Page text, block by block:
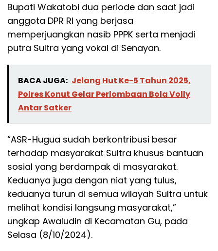
Bupati Wakatobi dua periode dan saat jadi
anggota DPR RI yang berjasa
memperjuangkan nasib PPPK serta menjadi
putra Sultra yang vokal di Senayan.
BACA JUGA: Jelang Hut Ke-5 Tahun 2025,
Polres Konut Gelar Perlombaan Bola Volly
Antar Satker
“ASR-Hugua sudah berkontribusi besar
terhadap masyarakat Sultra khusus bantuan
sosial yang berdampak di masyarakat.
Keduanya juga dengan niat yang tulus,
keduanya turun di semua wilayah Sultra untuk
melihat kondisi langsung masyarakat,”
ungkap Awaludin di Kecamatan Gu, pada
Selasa (8/10/2024).